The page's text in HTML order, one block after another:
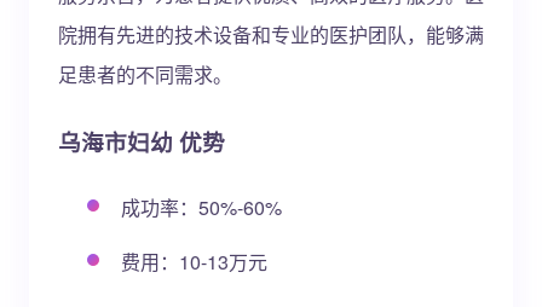
院拥有先进的技术设备和专业的医护团队，能够满
足患者的不同需求。
乌海市妇幼 优势
成功率：50%-60%
费用：10-13万元